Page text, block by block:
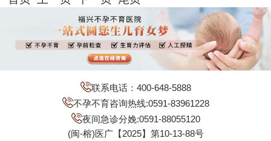
联系电话：400-648-5888
不孕不育咨询热线:0591-83961228
夜间急诊分娩:0591-88055120
(闽-榕)医广【2025】第10-13-88号